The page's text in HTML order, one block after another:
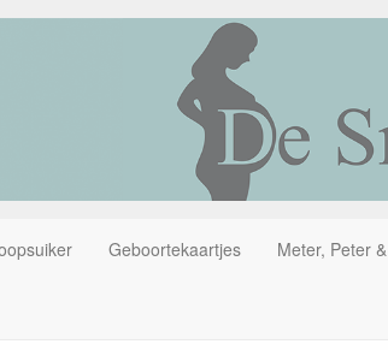
Geboortekaartjes Meter, Peter